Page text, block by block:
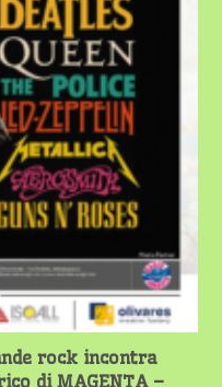
rock incontra
di MAGENTA –